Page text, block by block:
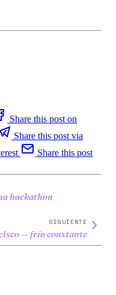
Share this post on
Share this post via
Share this post
hackathon
SIGUIENTE
— frío constante